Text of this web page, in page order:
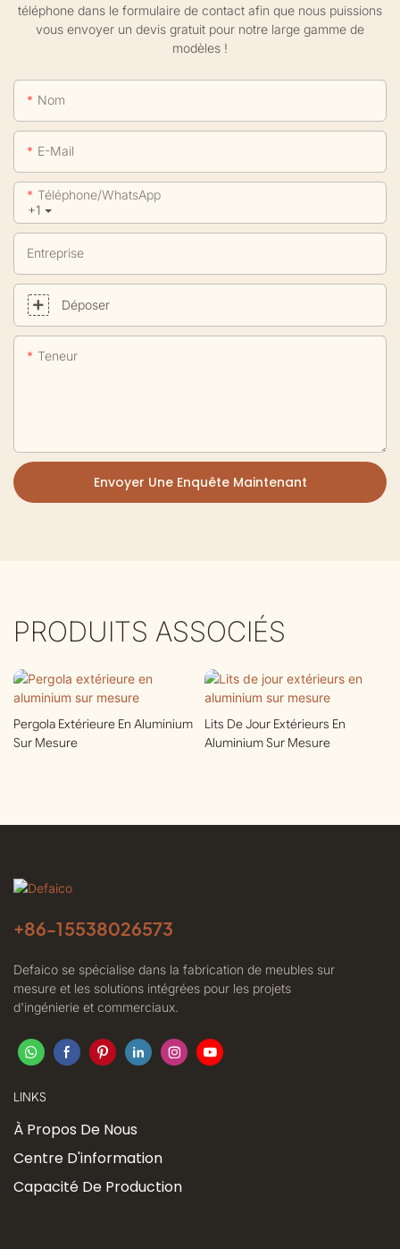
téléphone dans le formulaire de contact afin que nous puissions
vous envoyer un devis gratuit pour notre large gamme de
modèles !
Nom
E-Mail
+1
Téléphone/WhatsApp
Entreprise
Déposer
Teneur
Envoyer Une Enquête Maintenant
PRODUITS ASSOCIÉS
Pergola Extérieure En Aluminium
Sur Mesure
Lits De Jour Extérieurs En
Aluminium Sur Mesure
+86-15538026573
Defaico se spécialise dans la fabrication de meubles sur
mesure et les solutions intégrées pour les projets
d'ingénierie et commerciaux.
LINKS
À Propos De Nous
Centre D'information
Capacité De Production